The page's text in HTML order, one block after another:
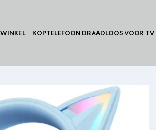
WINKEL KOPTELEFOON DRAADLOOS VOOR TV